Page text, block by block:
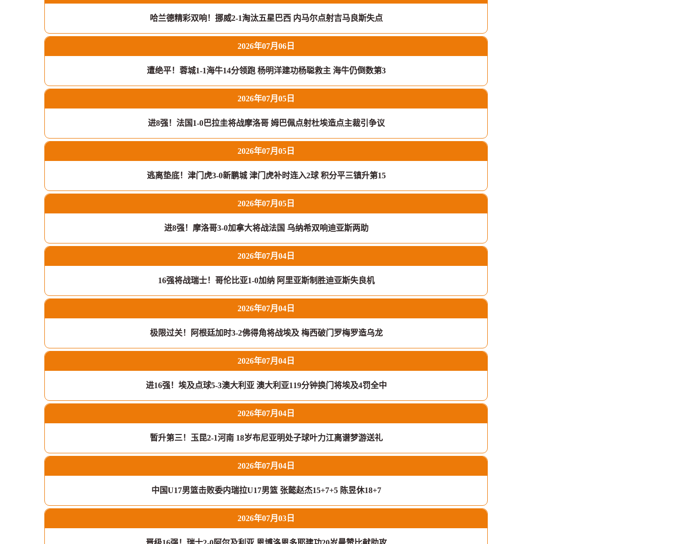
哈兰德精彩双响！挪威2-1淘汰五星巴西 内马尔点射吉马良斯失点
2026年07月06日
遭绝平！蓉城1-1海牛14分领跑 杨明洋建功杨聪救主 海牛仍倒数第3
2026年07月05日
进8强！法国1-0巴拉圭将战摩洛哥 姆巴佩点射杜埃造点主裁引争议
2026年07月05日
逃离垫底！津门虎3-0新鹏城 津门虎补时连入2球 积分平三镇升第15
2026年07月05日
进8强！摩洛哥3-0加拿大将战法国 乌纳希双响迪亚斯两助
2026年07月04日
16强将战瑞士！哥伦比亚1-0加纳 阿里亚斯制胜迪亚斯失良机
2026年07月04日
极限过关！阿根廷加时3-2佛得角将战埃及 梅西破门罗梅罗造乌龙
2026年07月04日
进16强！埃及点球5-3澳大利亚 澳大利亚119分钟换门将埃及4罚全中
2026年07月04日
暂升第三！玉昆2-1河南 18岁布尼亚明处子球叶力江离谱梦游送礼
2026年07月04日
中国U17男篮击败委内瑞拉U17男篮 张懿赵杰15+7+5 陈昱休18+7
2026年07月03日